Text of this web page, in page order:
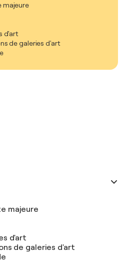
majeure
d'art
de galeries d'art
majeure
d'art
de galeries d'art